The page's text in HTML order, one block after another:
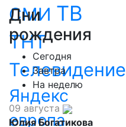
СМИ ТВ
ТНТ
Телевидение
Яндекс
европа
Дни
рождения
Сегодня
Завтра
На неделю
09 августа
Юлия Богатикова